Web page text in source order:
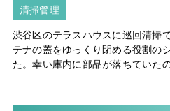
清掃管理
渋谷区のテラスハウスに巡回清掃
テナの蓋をゆっくり閉める役割の
た。幸い庫内に部品が落ちていた